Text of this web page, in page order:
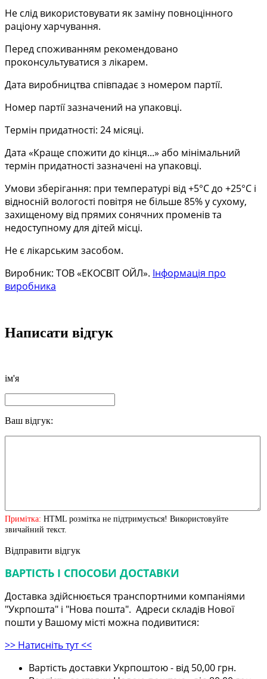
Не слід використовувати як заміну повноцінного
раціону харчування.
Перед споживанням рекомендовано
проконсультуватися з лікарем.
Дата виробництва співпадає з номером партії.
Номер партії зазначений на упаковці.
Термін придатності: 24 місяці.
Дата «Краще спожити до кінця...» або мінімальний
термін придатності зазначені на упаковці.
Умови зберігання: при температурі від +5°С до +25°С і
відносній вологості повітря не більше85% у сухому,
захищеному від прямих сонячних променів та
недоступному для дітей місці.
Не є лікарським засобом.
Виробник: ТОВ «ЕКОСВІТ ОЙЛ». Інформація про
виробника
Написати відгук
ім'я
Ваш відгук:
Примітка: HTML розмітка не підтримується! Використовуйте
звичайний текст.
Відправити відгук
ВАРТІСТЬ І СПОСОБИ ДОСТАВКИ
Доставка здійснюється транспортними компаніями
"Укрпошта" і "Нова пошта". Адреси складів Нової
пошти у Вашому місті можна подивитися:
>> Натисніть тут <<
Вартість доставки Укрпоштою - від 50,00 грн.